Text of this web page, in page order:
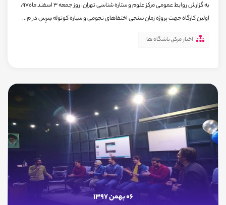
به گزارش روابط عمومی مرکز علوم و ستاره شناسی تهران، روز جمعه 3 اسفند ماه97،
اولین کارگاه جهت پروژه زمان سنجی اختفاهای نجومی و سیاره کوتوله سِرِس در م...
اخبار مرکز,باشگاه ها
06 بهمن 1397